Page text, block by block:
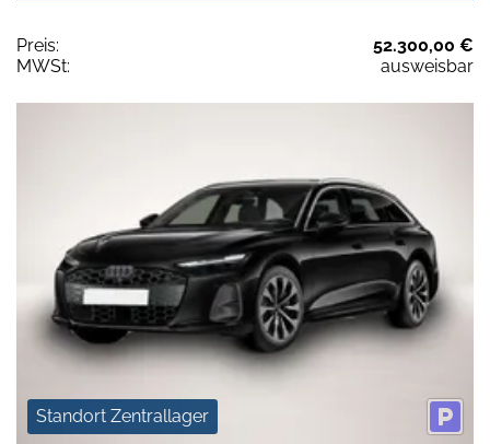
Preis:
52.300,00 €
MWSt:
ausweisbar
Standort Zentrallager